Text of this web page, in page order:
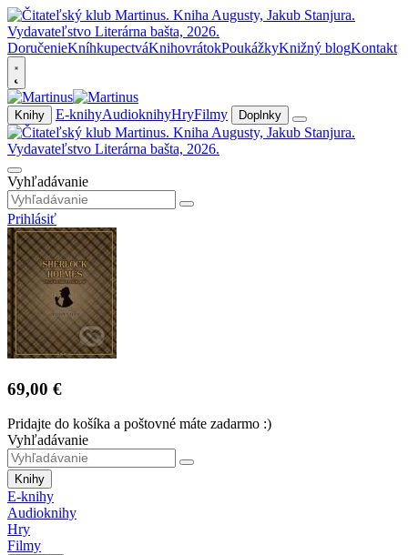
DoručenieKníhkupectváKnihovrátokPoukážkyKnižný blogKontakt
Knihy E-knihyAudioknihyHryFilmy Doplnky
Vyhľadávanie
Prihlásiť
69,00 €
Pridajte do košíka a poštovné máte zadarmo :)
Vyhľadávanie
Knihy
E-knihy
Audioknihy
Hry
Filmy